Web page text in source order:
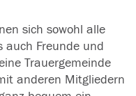
sich sowohl alle
auch Freunde und
Trauergemeinde
anderen Mitgliedern